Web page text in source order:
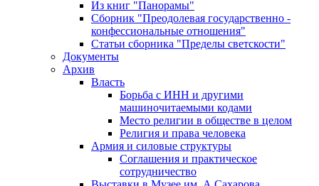
Из книг "Панорамы"
Сборник "Преодолевая государственно -
конфессиональные отношения"
Статьи сборника "Пределы светскости"
Документы
Архив
Власть
Борьба с ИНН и другими
машиночитаемыми кодами
Место религии в обществе в целом
Религия и права человека
Армия и силовые структуры
Соглашения и практическое
сотрудничество